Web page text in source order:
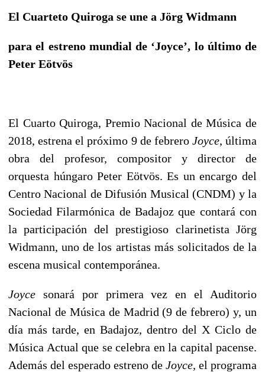
El Cuarteto Quiroga se une a Jörg Widmann
para el estreno mundial de ‘Joyce’, lo último de
Peter Eötvös
El Cuarto Quiroga, Premio Nacional de Música de
2018, estrena el próximo 9 de febrero Joyce, última
obra del profesor, compositor y director de
orquesta húngaro Peter Eötvös. Es un encargo del
Centro Nacional de Difusión Musical (CNDM) y la
Sociedad Filarmónica de Badajoz que contará con
la participación del prestigioso clarinetista Jörg
Widmann, uno de los artistas más solicitados de la
escena musical contemporánea.
Joyce sonará por primera vez en el Auditorio
Nacional de Música de Madrid (9 de febrero) y, un
día más tarde, en Badajoz, dentro del X Ciclo de
Música Actual que se celebra en la capital pacense.
Además del esperado estreno de Joyce, el programa